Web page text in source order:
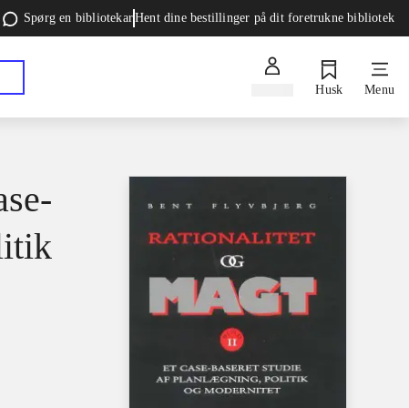
Spørg en bibliotekarHent dine bestillinger på dit foretrukne bibliotek
Husk Menu